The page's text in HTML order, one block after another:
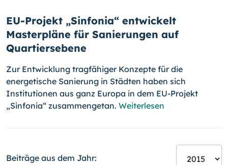
EU-Projekt „Sinfonia“ entwickelt
Masterpläne für Sanierungen auf
Quartiersebene
Zur Entwicklung tragfähiger Konzepte für die
energetische Sanierung in Städten haben sich
Institutionen aus ganz Europa in dem EU-Projekt
„Sinfonia“ zusammengetan. Weiterlesen
Beiträge aus dem Jahr: